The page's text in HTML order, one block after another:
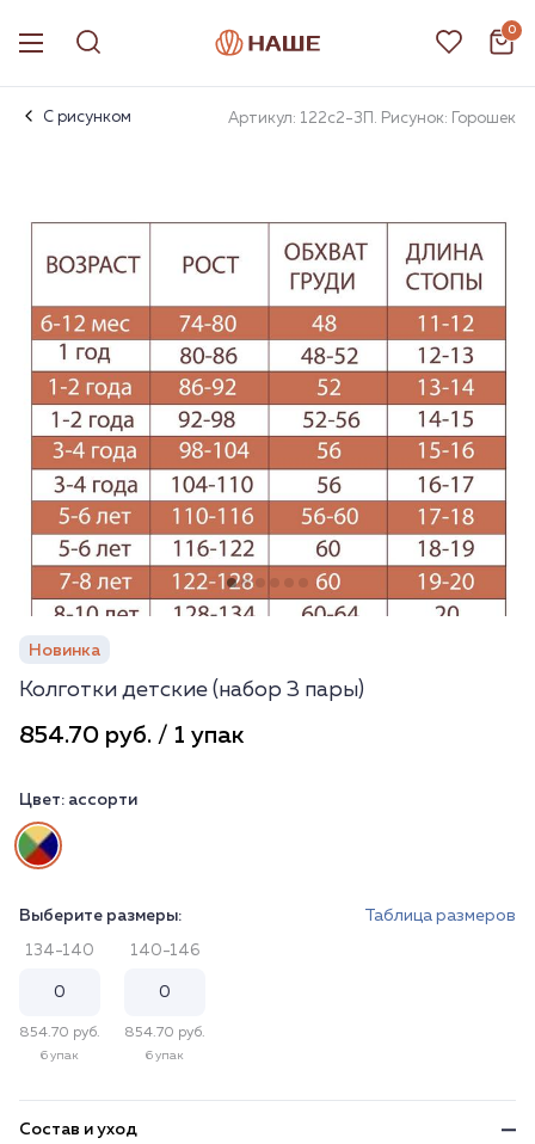
0
С рисунком Артикул: 122с2-3П. Рисунок: Горошек
Новинка
Колготки детские (набор 3 пары)
854.70 руб. / 1 упак
Цвет: ассорти
Выберите размеры: Таблица размеров
134-140
854.70 руб.
6 упак
140-146
854.70 руб.
6 упак
Состав и уход